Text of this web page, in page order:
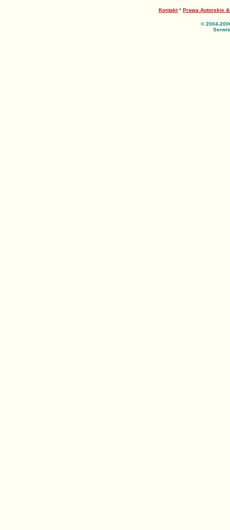
Kontakt* Prawa Autorskie &
© 2004-